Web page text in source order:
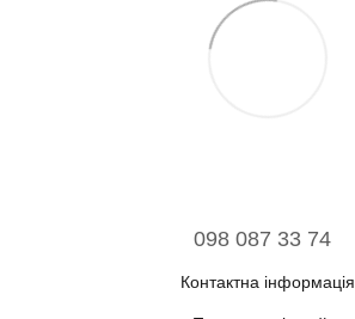
098 087 33 74
Контактна інформація